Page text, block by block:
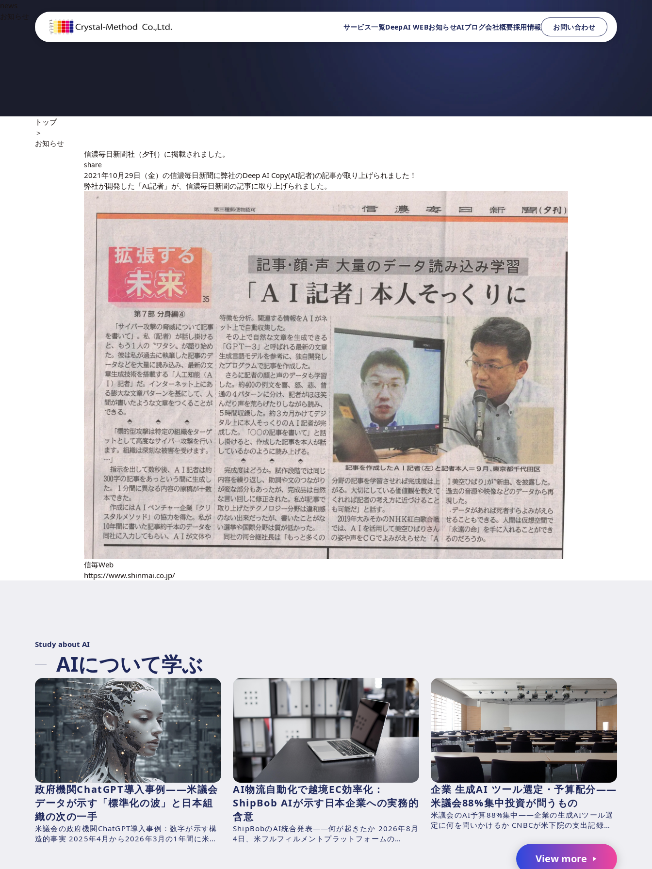
サービス一覧DeepAI WEBお知らせAIブログ会社概要採用情報 お問い合わせ
news
お知らせ
トップ
＞
お知らせ
信濃毎日新聞社（夕刊）に掲載されました。
share
2021年10月29日（金）の信濃毎日新聞に弊社のDeep AI Copy(AI記者)の記事が取り上げられました！
弊社が開発した「AI記者」が、信濃毎日新聞の記事に取り上げられました。
信毎Web
https://www.shinmai.co.jp/
Study about AI
AIについて学ぶ
政府機関ChatGPT導入事例——米議会
データが示す「標準化の波」と日本組
織の次の一手
米議会の政府機関ChatGPT導入事例：数字が示す構
造的事実 2025年4月から2026年3月の1年間に米国
AI物流自動化で越境EC効率化：
ShipBob AIが示す日本企業への実務的
含意
ShipBobのAI統合発表——何が起きたか 2026年8月
4日、米フルフィルメントプラットフォームの
企業 生成AI ツール選定・予算配分——
米議会88%集中投資が問うもの
米議会のAI予算88%集中——企業の生成AIツール選
定に何を問いかけるか CNBCが米下院の支出記録を
View more